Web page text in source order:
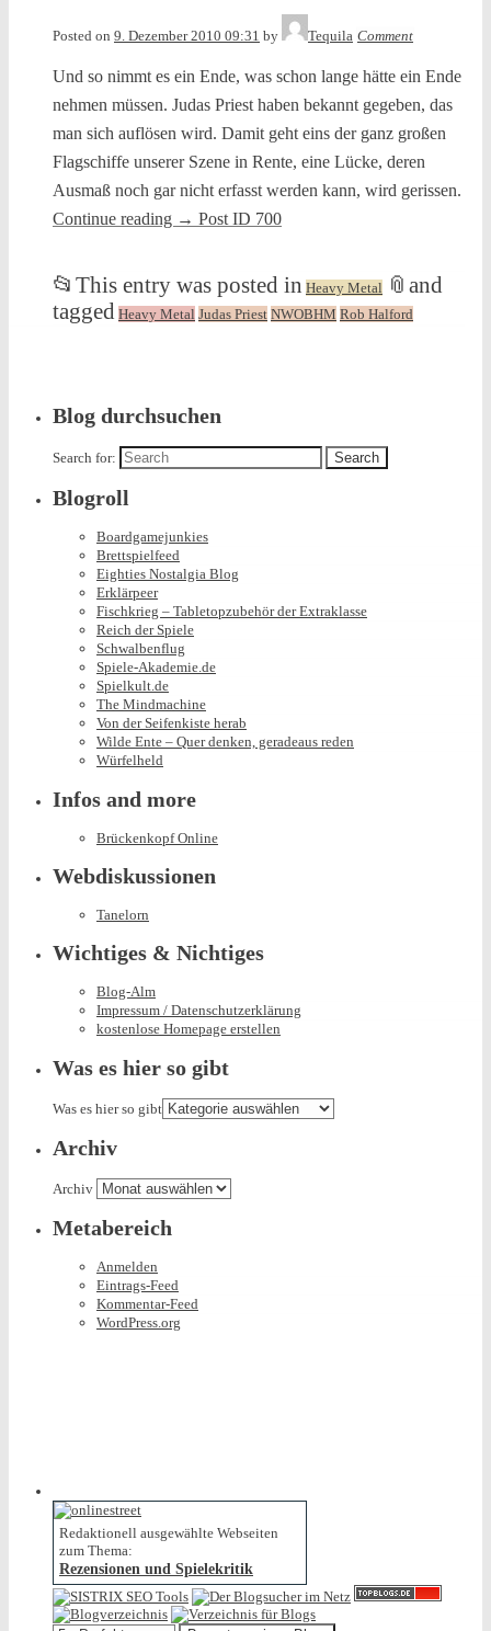
Posted on 9. Dezember 2010 09:31 by Tequila Comment
Und so nimmt es ein Ende, was schon lange hätte ein Ende
nehmen müssen. Judas Priest haben bekannt gegeben, das
man sich auflösen wird. Damit geht eins der ganz großen
Flagschiffe unserer Szene in Rente, eine Lücke, deren
Ausmaß noch gar nicht erfasst werden kann, wird gerissen.
Continue reading → Post ID 700
📂 This entry was posted in Heavy Metal 📎 and
tagged Heavy Metal Judas Priest NWOBHM Rob Halford
Blog durchsuchen
Search for:
Blogroll
Boardgamejunkies
Brettspielfeed
Eighties Nostalgia Blog
Erklärpeer
Fischkrieg – Tabletopzubehör der Extraklasse
Reich der Spiele
Schwalbenflug
Spiele-Akademie.de
Spielkult.de
The Mindmachine
Von der Seifenkiste herab
Wilde Ente – Quer denken, geradeaus reden
Würfelheld
Infos and more
Brückenkopf Online
Webdiskussionen
Tanelorn
Wichtiges & Nichtiges
Blog-Alm
Impressum / Datenschutzerklärung
kostenlose Homepage erstellen
Was es hier so gibt
Was es hier so gibt
Archiv
Archiv
Metabereich
Anmelden
Eintrags-Feed
Kommentar-Feed
WordPress.org
Redaktionell ausgewählte Webseiten
zum Thema:
Rezensionen und Spielekritik